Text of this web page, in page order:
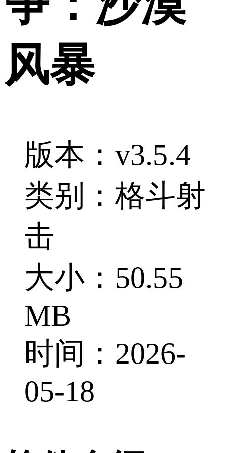
风暴
版本：v3.5.4
类别：格斗射
击
大小：50.55
MB
时间：2026-
05-18